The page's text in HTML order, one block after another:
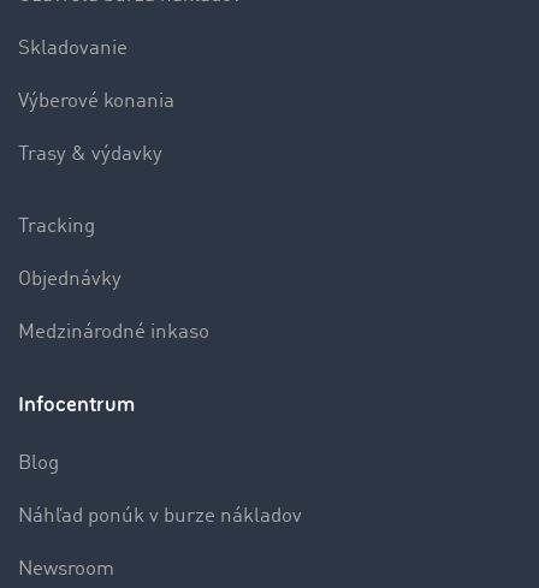
Skladovanie
Výberové konania
Trasy & výdavky
Tracking
Objednávky
Medzinárodné inkaso
Infocentrum
Blog
Náhľad ponúk v burze nákladov
Newsroom